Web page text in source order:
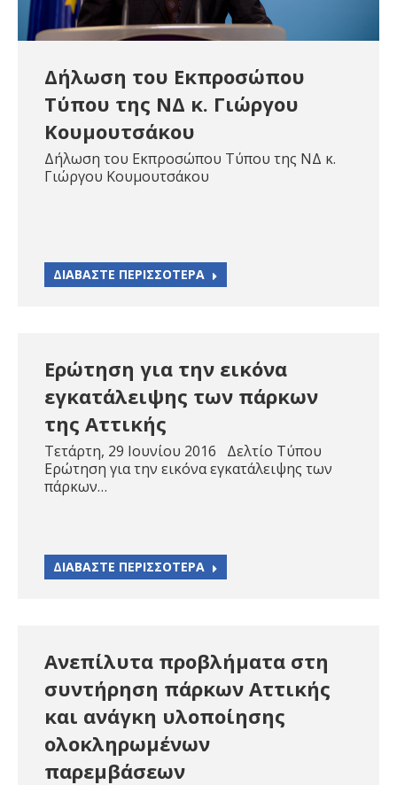
Δήλωση του Εκπροσώπου
Τύπου της ΝΔ κ. Γιώργου
Κουμουτσάκου
Δήλωση του Εκπροσώπου Τύπου της ΝΔ κ.
Γιώργου Κουμουτσάκου
ΔΙΑΒΑΣΤΕ ΠΕΡΙΣΣΟΤΕΡΑ
Ερώτηση για την εικόνα
εγκατάλειψης των πάρκων
της Αττικής
Τετάρτη, 29 Ιουνίου 2016 Δελτίο Τύπου
Ερώτηση για την εικόνα εγκατάλειψης των
πάρκων…
ΔΙΑΒΑΣΤΕ ΠΕΡΙΣΣΟΤΕΡΑ
Ανεπίλυτα προβλήματα στη
συντήρηση πάρκων Αττικής
και ανάγκη υλοποίησης
ολοκληρωμένων
παρεμβάσεων